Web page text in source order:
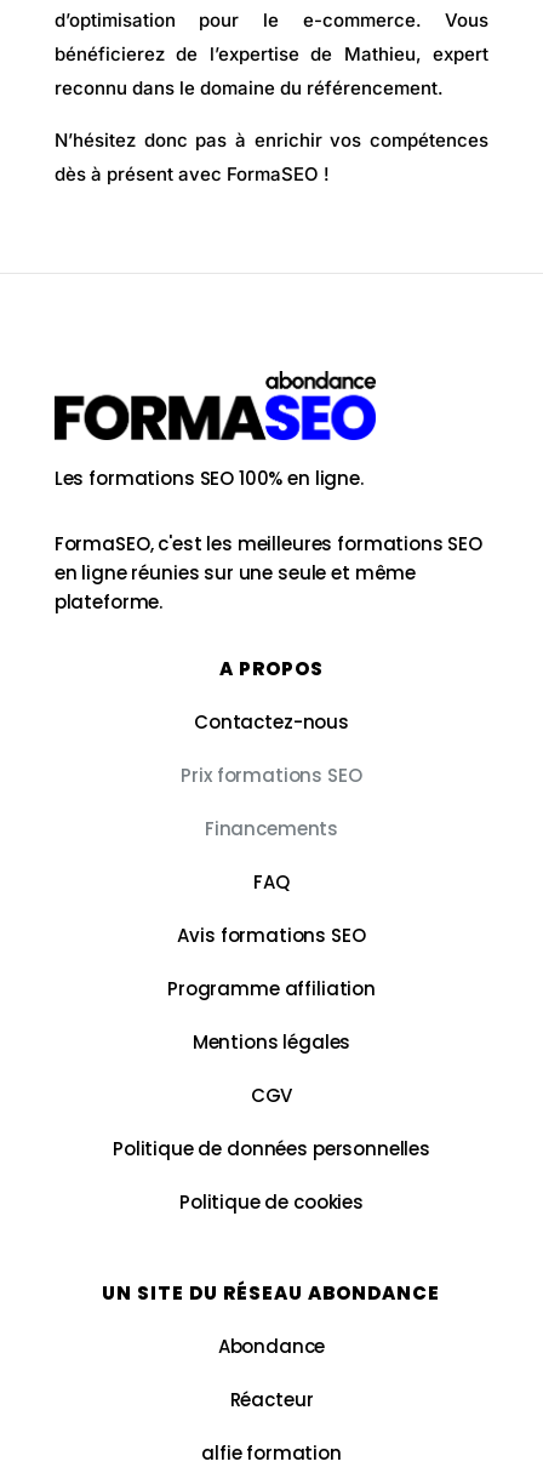
d’optimisation pour le e-commerce. Vous
bénéficierez de l’expertise de Mathieu, expert
reconnu dans le domaine du référencement.
N’hésitez donc pas à enrichir vos compétences
dès à présent avec FormaSEO !
Les formations SEO 100% en ligne.
FormaSEO, c'est les meilleures formations SEO
en ligne réunies sur une seule et même
plateforme.
A PROPOS
Contactez-nous
Prix formations SEO
Financements
FAQ
Avis formations SEO
Programme affiliation
Mentions légales
CGV
Politique de données personnelles
Politique de cookies
UN SITE DU RÉSEAU ABONDANCE
Abondance
Réacteur
alfie formation